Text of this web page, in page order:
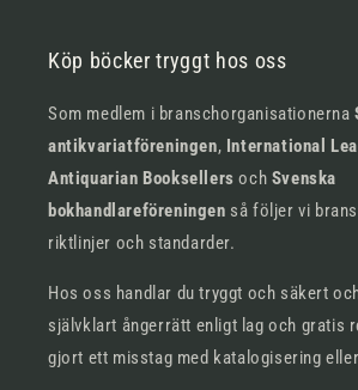
Köp böcker tryggt hos oss
Som medlem i branschorganisationerna
antikvariatföreningen, International
Antiquarian Booksellersoch Svenska
bokhandlareföreningen så följer vi
riktlinjer och standarder.
Hos oss handlar du tryggt och säkert
självklart ångerrätt enligt lag och gratis
gjort ett misstag med katalogisering